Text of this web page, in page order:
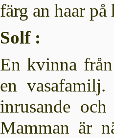
färg an haar på
Solf :
En kvinna
en
inrusande och
Mamman är